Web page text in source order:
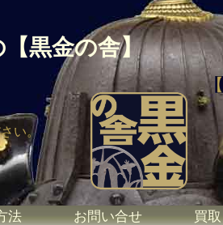
【黒金の舎】
い。
買取
お問い合せ
法